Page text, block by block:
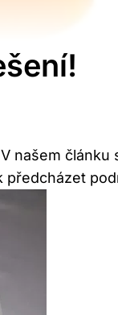
našem